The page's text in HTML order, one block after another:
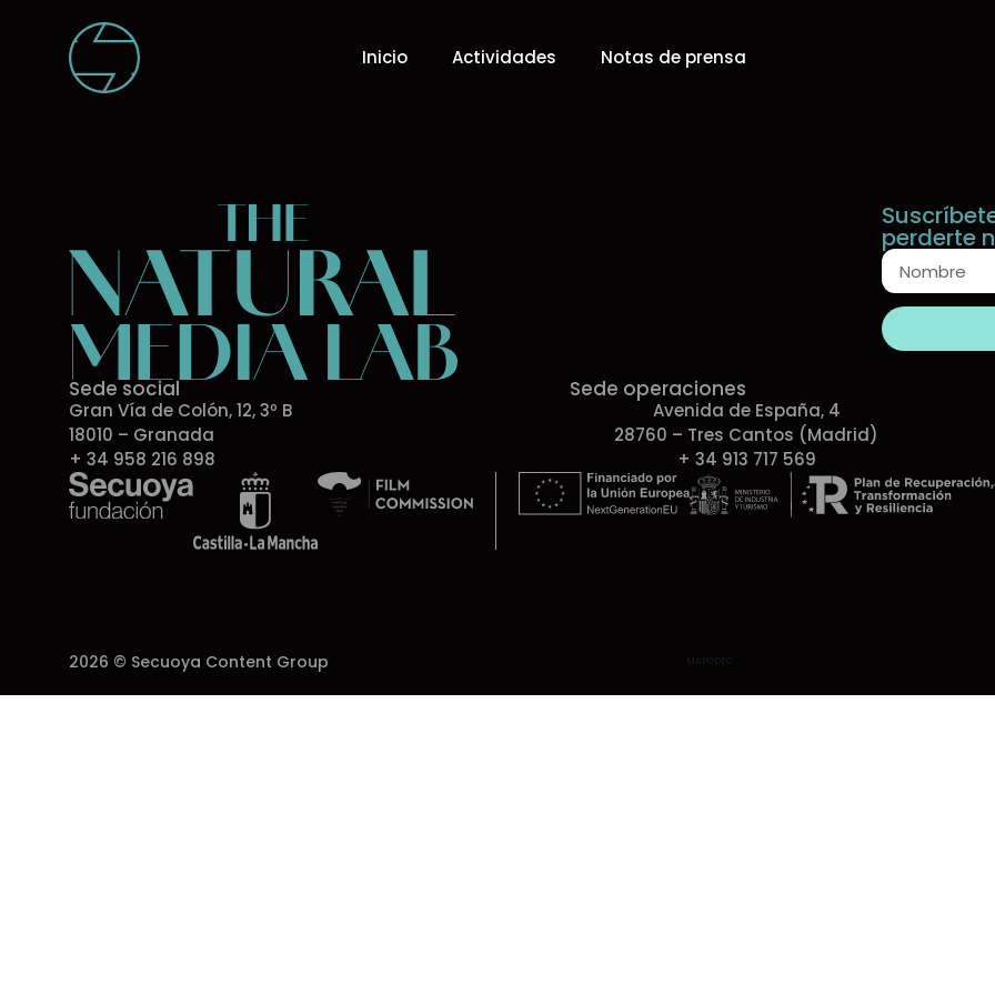
Inicio Actividades Notas de prensa
perderte
Sede social
Gran Vía de Colón, 12, 3º B
18010 – Granada
+ 34 958 216 898
Sede operaciones
Avenida de España, 4
28760 – Tres Cantos (Madrid)
+ 34 913 717 569
2026 © Secuoya Content Group MAPODEC